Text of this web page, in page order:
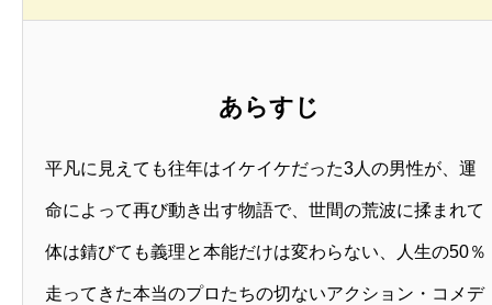
あらすじ
平凡に見えても往年はイケイケだった3人の男性が、運
命によって再び動き出す物語で、世間の荒波に揉まれて
体は錆びても義理と本能だけは変わらない、人生の50％
走ってきた本当のプロたちの切ないアクション・コメデ